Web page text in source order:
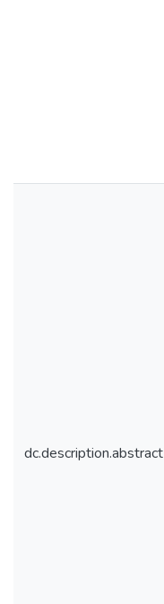
dc.description.abstract